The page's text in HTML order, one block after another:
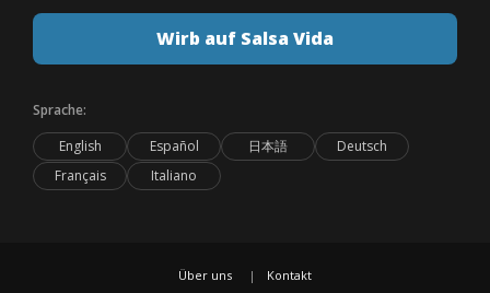
Wirb auf Salsa Vida
Sprache:
English
Español 日本語
Deutsch
Français
Italiano
Über uns Kontakt